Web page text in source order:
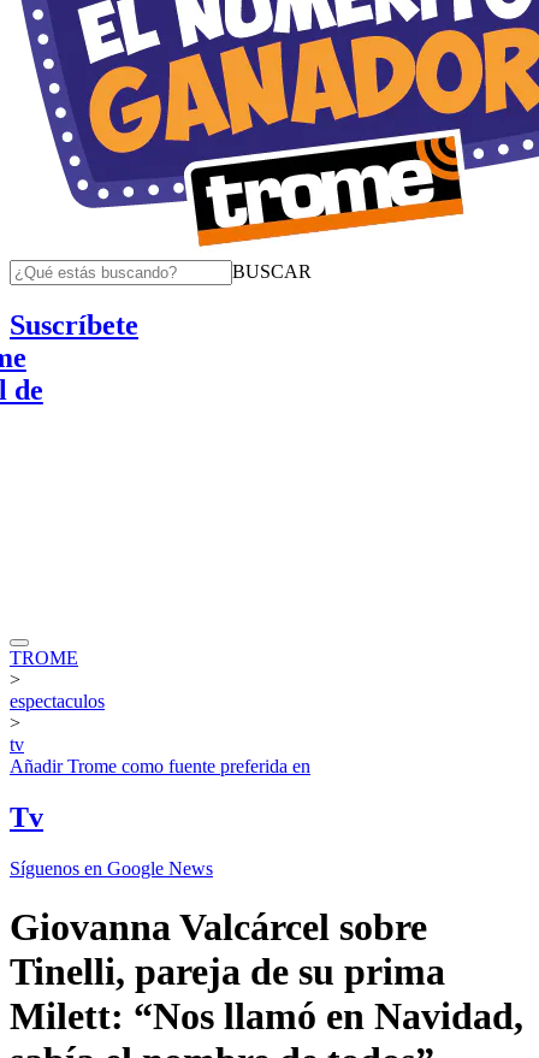
BUSCAR
Suscríbete
TROME
>
espectaculos
>
tv
AñadirTrome como fuente preferida en
Tv
Síguenos en Google News
Giovanna Valcárcel sobre
Tinelli, pareja de su prima
Milett: “Nos llamó en Navidad,